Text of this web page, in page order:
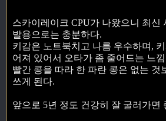
스카이레이크 CPU가 나왔으니 최신
발용으로는 충분하다.
키감은 노트북치고 나름 우수하며,
어져 있어서 오타가 좀 줄어드는 느
빨간 콩을 따라 한 파란 콩은 없는 것
쓰게 된다.
앞으로 5년 정도 건강히 잘 굴러가면